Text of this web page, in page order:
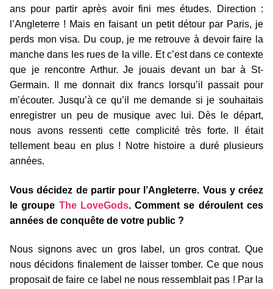
ans pour partir après avoir fini mes études. Direction :
l’Angleterre ! Mais en faisant un petit détour par Paris, je
perds mon visa. Du coup, je me retrouve à devoir faire la
manche dans les rues de la ville. Et c’est dans ce contexte
que je rencontre Arthur. Je jouais devant un bar à St-
Germain. Il me donnait dix francs lorsqu’il passait pour
m’écouter. Jusqu’à ce qu’il me demande si je souhaitais
enregistrer un peu de musique avec lui. Dès le départ,
nous avons ressenti cette complicité très forte. Il était
tellement beau en plus ! Notre histoire a duré plusieurs
années.
Vous décidez de partir pour l’Angleterre. Vous y créez
le groupe The LoveGods. Comment se déroulent ces
années de conquête de votre public ?
Nous signons avec un gros label, un gros contrat. Que
nous décidons finalement de laisser tomber. Ce que nous
proposait de faire ce label ne nous ressemblait pas ! Par la